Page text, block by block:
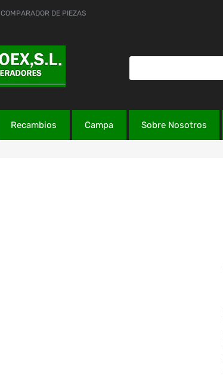
COMPARADOR DE PIEZAS
Recambios Campa Sobre Nosotros